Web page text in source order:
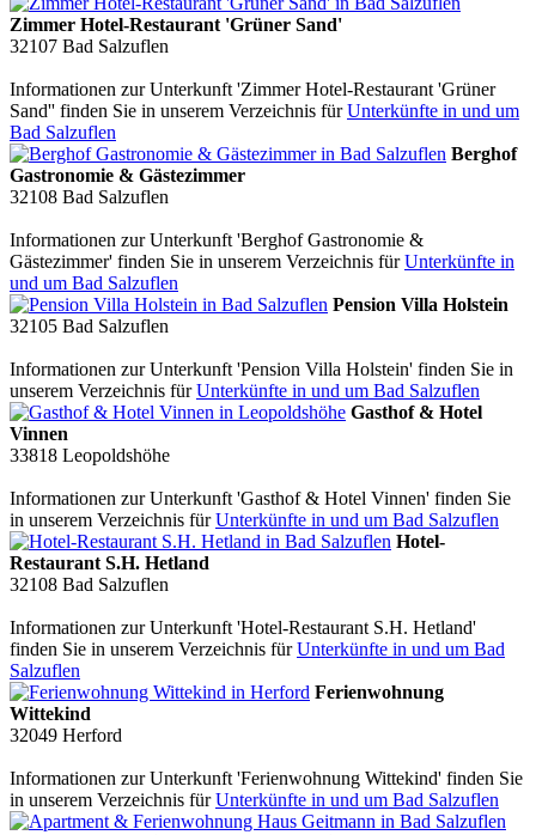
Zimmer Hotel-Restaurant 'Grüner Sand'
32107 Bad Salzuflen
Informationen zur Unterkunft 'Zimmer Hotel-Restaurant 'Grüner
Sand'' finden Sie in unserem Verzeichnis fürUnterkünfte in und um
Bad Salzuflen
Berghof
Gastronomie & Gästezimmer
32108 Bad Salzuflen
Informationen zur Unterkunft 'Berghof Gastronomie &
Gästezimmer' finden Sie in unserem Verzeichnis fürUnterkünfte in
und um Bad Salzuflen
Pension Villa Holstein
32105 Bad Salzuflen
Informationen zur Unterkunft 'Pension Villa Holstein' finden Sie in
unserem Verzeichnis fürUnterkünfte in und um Bad Salzuflen
Gasthof & Hotel
Vinnen
33818 Leopoldshöhe
Informationen zur Unterkunft 'Gasthof & Hotel Vinnen' finden Sie
in unserem Verzeichnis fürUnterkünfte in und um Bad Salzuflen
Hotel-
Restaurant S.H. Hetland
32108 Bad Salzuflen
Informationen zur Unterkunft 'Hotel-Restaurant S.H. Hetland'
finden Sie in unserem Verzeichnis fürUnterkünfte in und um Bad
Salzuflen
Ferienwohnung
Wittekind
32049 Herford
Informationen zur Unterkunft 'Ferienwohnung Wittekind' finden Sie
in unserem Verzeichnis fürUnterkünfte in und um Bad Salzuflen